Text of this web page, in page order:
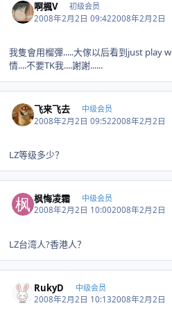
啊楓V 初级会员
2008年2月2日 09:422008年2月2日
我隻會用榴彈.....大傢以后看到just play
情....不要TK我....謝謝......
飞来飞去 中级会员
2008年2月2日 09:522008年2月2日
LZ等级多少？
枫悔凌霜 中级会员
2008年2月2日 10:002008年2月2日
LZ台湾人?香港人？
RukyD 中级会员
2008年2月2日 10:132008年2月2日